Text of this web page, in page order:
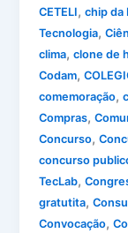
CETELI,chip da
Tecnologia,
clima,clone de
Codam,
comemoração,
Compras,
Concurso,
concurso
TecLab,
gratutita,
Convocação,